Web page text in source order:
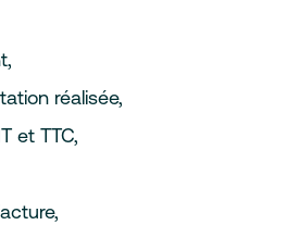
réalisée,
et TTC,